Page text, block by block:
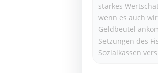
starkes
wenn es auch
Geldbeutel
Setzungen des
Sozialkassen